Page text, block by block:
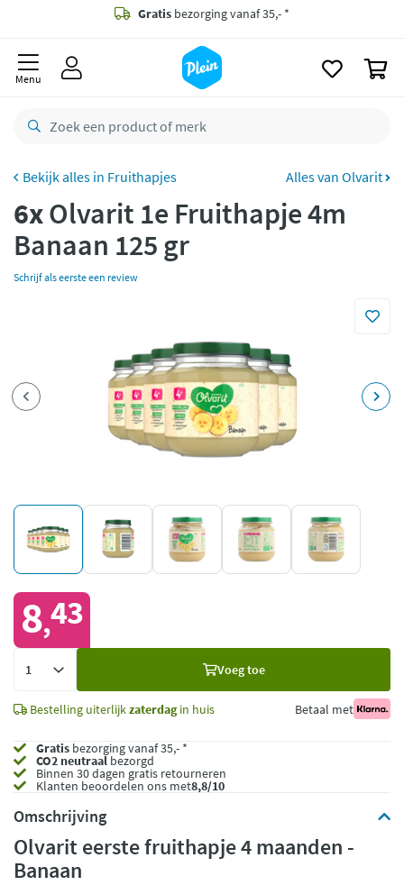
Gratis bezorging vanaf 35,- *
Bestelling uiterlijkzaterdag
retourneren
CO2 neutraal
Betaal met Klarna
Menu
Fruithapjes Alles van Olvarit
6xOlvarit 1e Fruithapje 4m
Banaan 125 gr
Schrijf als eerste een review
8,43
Voeg toe
Bestelling uiterlijkzaterdagin huis Betaal met
Gratis bezorging vanaf 35,- *
CO2 neutraalbezorgd
Binnen 30 dagen gratis retourneren
Klanten beoordelen ons met8,8/10
Omschrijving
Olvarit eerste fruithapje 4 maanden -
Banaan